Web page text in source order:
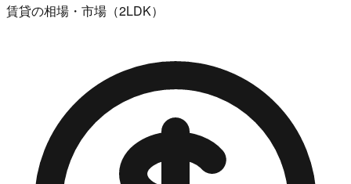
賃貸の相場・市場（2LDK）